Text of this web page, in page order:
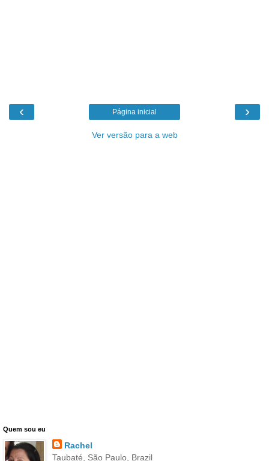
‹ ›
Página inicial
Ver versão para a web
Quem sou eu
Rachel
Taubaté, São Paulo, Brazil